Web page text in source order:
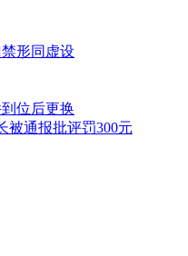
形同虚设
位后更换
被通报批评罚300元